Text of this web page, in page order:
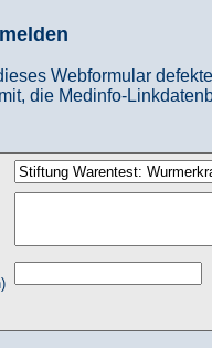
Webformular
die Medinfo-